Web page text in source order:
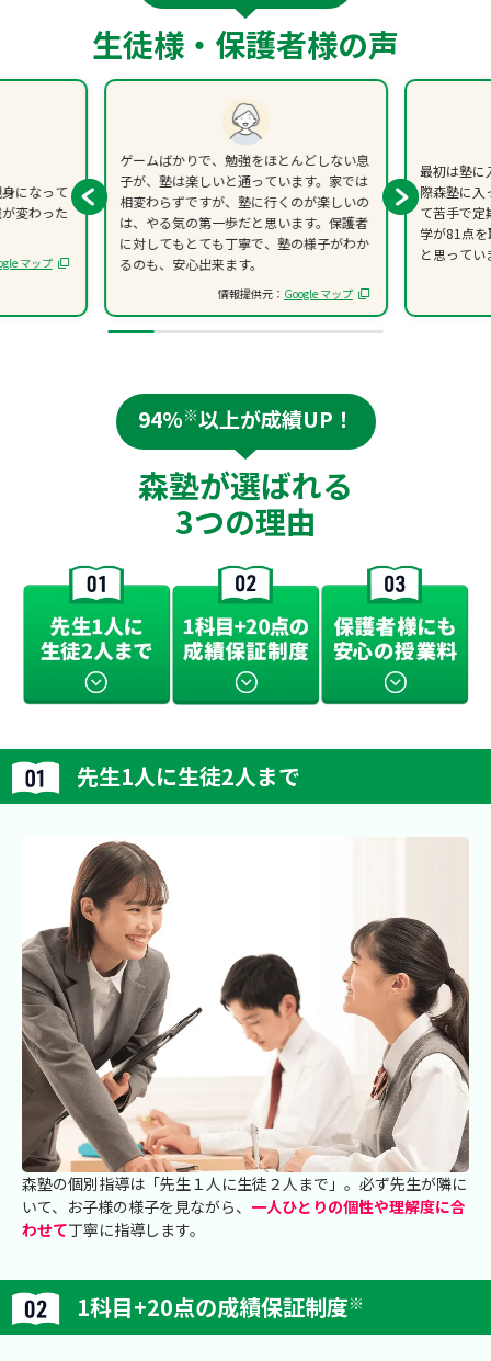
生徒様・保護者様の声
になって
変わった
マップ
ゲームばかりで、勉強をほとんどしない息
子が、塾は楽しいと通っています。家では
相変わらずですが、塾に行くのが楽しいの
は、やる気の第一歩だと思います。保護者
に対してもとても丁寧で、塾の様子がわか
るのも、安心出来ます。
情報提供元： Google マップ
最初は塾に
際森塾に入
て苦手で定
学が81点
と思ってい
94%※以上が成績UP！
森塾が選ばれる
3つの理由
先生1人に生徒2人まで
森塾の個別指導は「先生１人に生徒２人まで」。必ず先生が隣に
いて、お子様の様子を見ながら、 一人ひとりの個性や理解度に合
わせて丁寧に指導します。
1科目+20点の成績保証制度※